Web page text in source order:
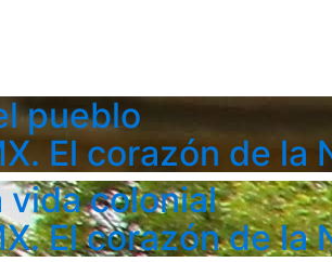
pueblo
El corazón de la
vida colonial
El corazón de la